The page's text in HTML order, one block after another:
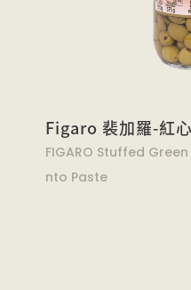
Figaro 裴加羅-紅
FIGARO Stuffed
nto Paste